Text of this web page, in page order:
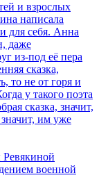
и взрослых
написала
для себя. Анна
даже
из-под её пера
сказка,
то не от горя и
у такого поэта
сказка, значит,
им уже
военной